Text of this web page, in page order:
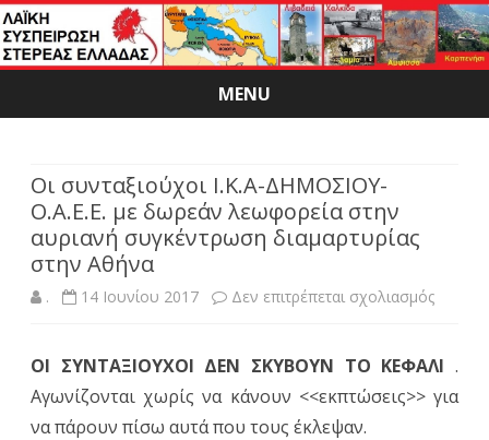
MENU
Skip
Οι συνταξιούχοι Ι.Κ.Α-ΔΗΜΟΣΙΟΥ-
Ο.Α.Ε.Ε. με δωρεάν λεωφορεία στην
αυριανή συγκέντρωση διαμαρτυρίας
στην Αθήνα
. 14 Ιουνίου 2017 Δεν επιτρέπεται σχολιασμόςστο
Ι.Κ.Α-
ΟΙ ΣΥΝΤΑΞΙΟΥΧΟΙ ΔΕΝ ΣΚΥΒΟΥΝ ΤΟ ΚΕΦΑΛΙ .
Αγωνίζονται χωρίς να κάνουν <<εκπτώσεις>> για
να πάρουν πίσω αυτά που τους έκλεψαν.